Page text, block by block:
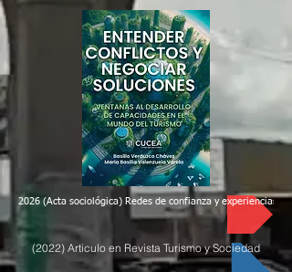
2026 (Acta sociológica) Redes de confianza y experiencias
(2022) Articulo en Revista Turismo y Sociedad